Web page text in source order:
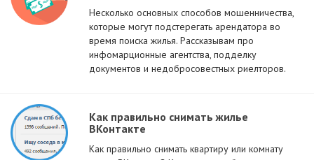
Несколько основных способов мошенничества,
которые могут подстерегать арендатора во
время поиска жилья. Рассказывам про
инфомарционные агентства, подделку
документов и недобросовестных риелторов.
Как правильно снимать жилье
ВКонтакте
Как правильно снимать квартиру или комнату